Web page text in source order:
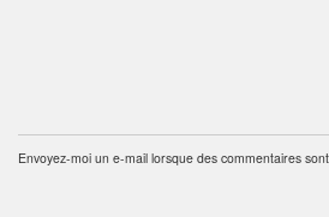
Envoyez-moi un e-mail lorsque des commentaires